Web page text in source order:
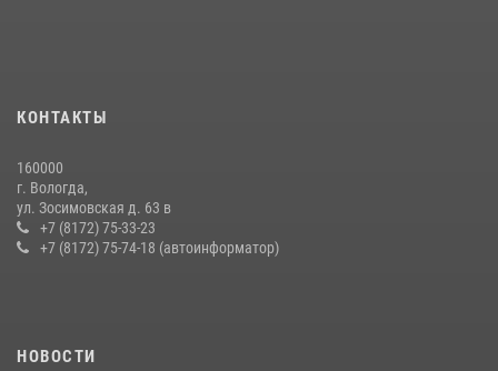
угрожавших молодежи расправой
21 единицу оружия изъяли за минувшую неделю сотрудники
Росгвардии в Вологодской области
20 июля 2026, 10:47
КОНТАКТЫ
160000
г. Вологда,
ул. Зосимовская д. 63 в
+7 (8172) 75-33-23
+7 (8172) 75-74-18 (автоинформатор)
НОВОСТИ